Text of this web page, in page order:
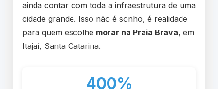
ainda contar com toda a infraestrutura de uma
cidade grande. Isso não é sonho, é realidade
para quem escolhe morar na Praia Brava, em
Itajaí, Santa Catarina.
400%